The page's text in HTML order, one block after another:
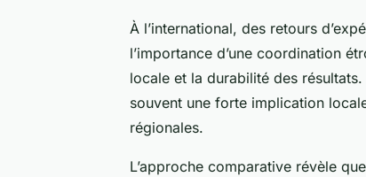
À l’international, des retours
l’importance d’une coordination
locale et la durabilité des
souvent une forte implication
régionales.
L’approche comparative révèle